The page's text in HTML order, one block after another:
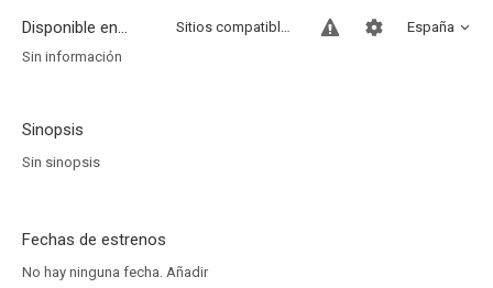
Disponible en... España
Sitios compatibles
Sin información
Sinopsis
Sin sinopsis
Fechas de estrenos
No hay ninguna fecha. Añadir